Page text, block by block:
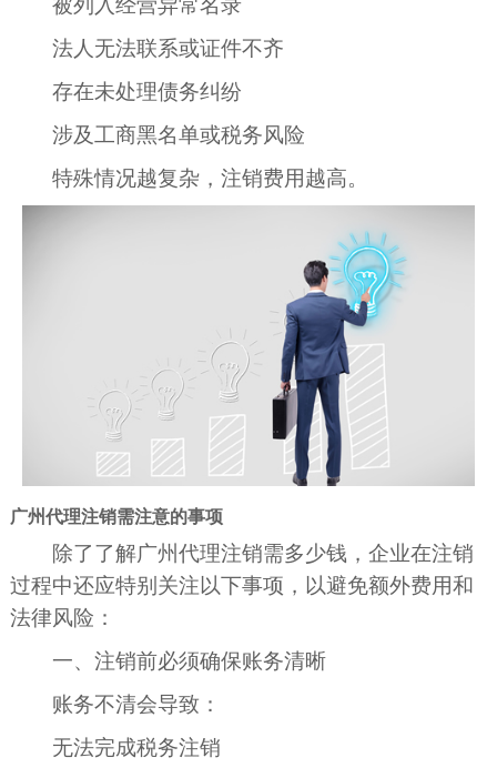
被列入经营异常名录
法人无法联系或证件不齐
存在未处理债务纠纷
涉及工商黑名单或税务风险
特殊情况越复杂，注销费用越高。
广州代理注销需注意的事项
除了了解广州代理注销需多少钱，企业在注销
过程中还应特别关注以下事项，以避免额外费用和
法律风险：
一、注销前必须确保账务清晰
账务不清会导致：
无法完成税务注销